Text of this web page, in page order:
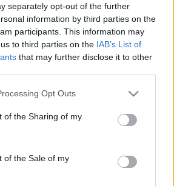
separately opt-out of the further
information by third parties on the
participants. This information may
to third parties on the IAB’s List of
that may further disclose it to other
app uses one or more Google
or usage behaviour. You may click to
to Google and its third-party tags to
specified purposes in below Google
Opt Outs
of the Sharing of my
of the Sale of my
- ismét